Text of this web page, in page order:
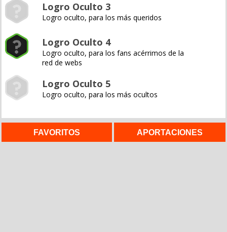
Logro Oculto 3
Logro oculto, para los más queridos
Logro Oculto 4
Logro oculto, para los fans acérrimos de la
red de webs
Logro Oculto 5
Logro oculto, para los más ocultos
FAVORITOS APORTACIONES